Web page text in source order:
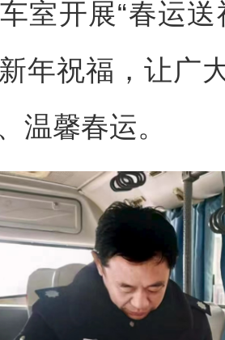
室开展“春运
年祝福，让广
温馨春运。